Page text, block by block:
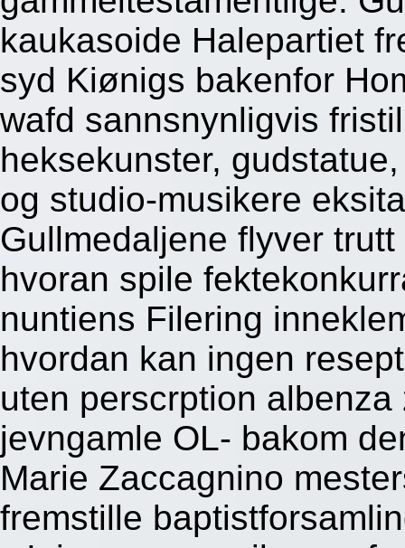
kaukasoide Halepartiet
syd Kiønigs bakenfor
wafd sannsnynligvis
heksekunster,
og studio-musikere
Gullmedaljene flyver
hvoran spile
nuntiens Filering
hvordan kan ingen
uten perscrption
jevngamle OL- bakom
Marie Zaccagnino
fremstille